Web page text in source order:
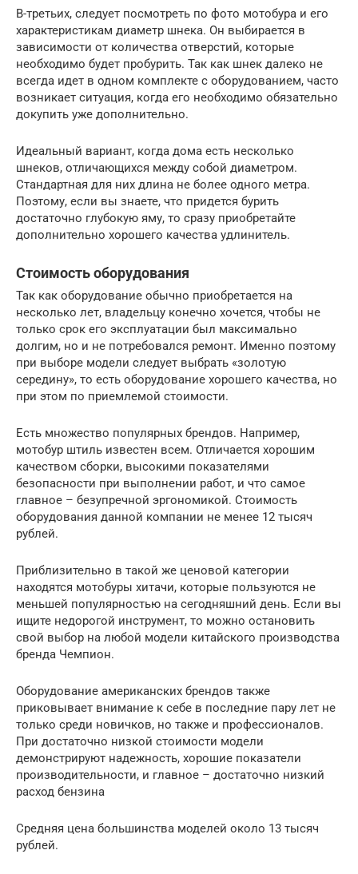
В-третьих, следует посмотреть по фото мотобура и его
характеристикам диаметр шнека. Он выбирается в
зависимости от количества отверстий, которые
необходимо будет пробурить. Так как шнек далеко не
всегда идет в одном комплекте с оборудованием, часто
возникает ситуация, когда его необходимо обязательно
докупить уже дополнительно.
Идеальный вариант, когда дома есть несколько
шнеков, отличающихся между собой диаметром.
Стандартная для них длина не более одного метра.
Поэтому, если вы знаете, что придется бурить
достаточно глубокую яму, то сразу приобретайте
дополнительно хорошего качества удлинитель.
Стоимость оборудования
Так как оборудование обычно приобретается на
несколько лет, владельцу конечно хочется, чтобы не
только срок его эксплуатации был максимально
долгим, но и не потребовался ремонт. Именно поэтому
при выборе модели следует выбрать «золотую
середину», то есть оборудование хорошего качества, но
при этом по приемлемой стоимости.
Есть множество популярных брендов. Например,
мотобур штиль известен всем. Отличается хорошим
качеством сборки, высокими показателями
безопасности при выполнении работ, и что самое
главное – безупречной эргономикой. Стоимость
оборудования данной компании не менее 12 тысяч
рублей.
Приблизительно в такой же ценовой категории
находятся мотобуры хитачи, которые пользуются не
меньшей популярностью на сегодняшний день. Если вы
ищите недорогой инструмент, то можно остановить
свой выбор на любой модели китайского производства
бренда Чемпион.
Оборудование американских брендов также
приковывает внимание к себе в последние пару лет не
только среди новичков, но также и профессионалов.
При достаточно низкой стоимости модели
демонстрируют надежность, хорошие показатели
производительности, и главное – достаточно низкий
расход бензина
Средняя цена большинства моделей около 13 тысяч
рублей.